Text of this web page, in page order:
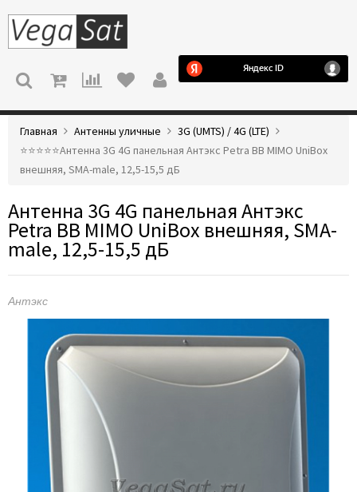
МЕНЮ
Главная Антенны уличные
3G (UMTS) / 4G (LTE)
⭐️⭐️⭐️⭐️⭐️Антенна 3G 4G панельная Антэкс Petra BB MIMO UniBox
внешняя, SMA-male, 12,5-15,5 дБ
Антенна 3G 4G панельная Антэкс
Petra BB MIMO UniBox внешняя, SMA-
male, 12,5-15,5 дБ
Антэкс